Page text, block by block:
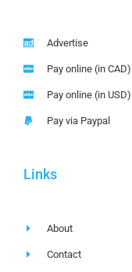
Advertise
Pay online (in CAD)
Pay online (in USD)
Pay via Paypal
Links
About
Contact